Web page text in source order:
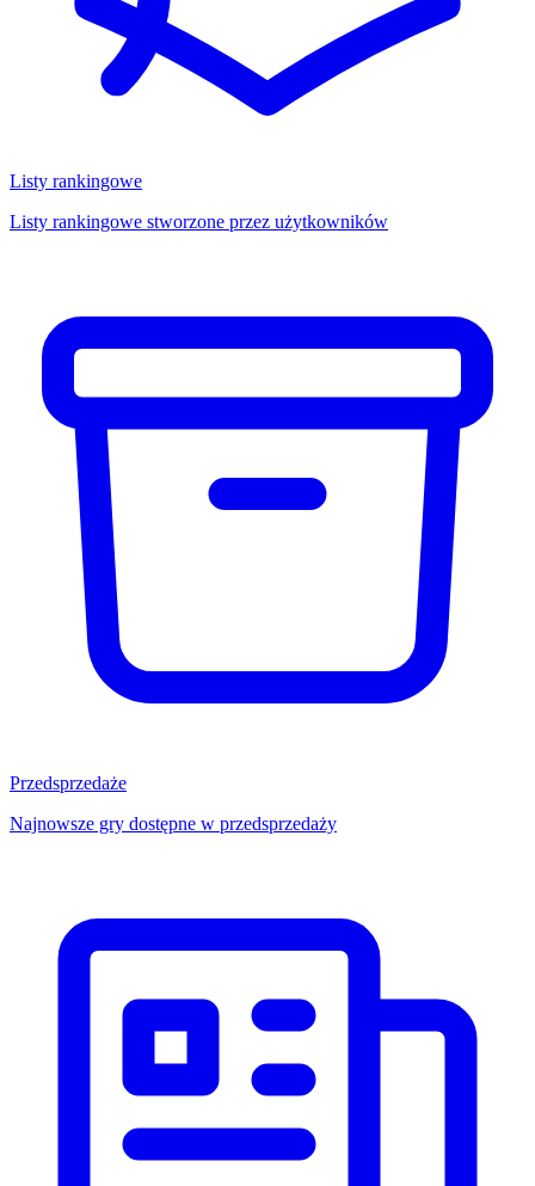
Listy rankingowe
Listy rankingowe stworzone przez użytkowników
Przedsprzedaże
Najnowsze gry dostępne w przedsprzedaży